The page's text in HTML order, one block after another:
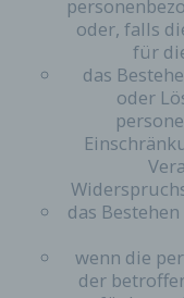
oder, falls
für
das
oder
das
wenn die
der
die betroffene
vielmehr
Internetseite
unserer
zu
Technik
sowie (4) um
eines
notwendigen
anonym
werden durch